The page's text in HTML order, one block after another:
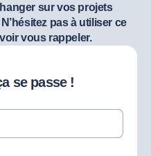
sur vos projets
pas à utiliser ce
vous rappeler.
se passe !